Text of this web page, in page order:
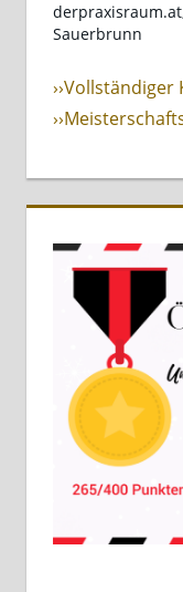
Sauerbrunn
››Vollständiger